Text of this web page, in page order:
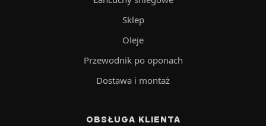
Sklep
Oleje
Przewodnik po oponach
Dostawa i montaż
OBSŁUGA KLIENTA